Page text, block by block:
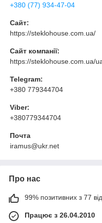
+380 (77) 934-47-04
Сайт:
https://steklohouse.com.ua/
Сайт компанії:
https://steklohouse.com.ua/
Telegram:
+380 779344704
Viber:
+380779344704
Почта
iramus@ukr.net
Про нас
99% позитивних з 77
Працює з 26.04.2010